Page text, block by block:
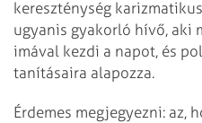
kereszténység
ugyanis gyakorló hívő, aki
imával kezdi a napot, és
tanításaira alapozza.
Érdemes megjegyezni: az,